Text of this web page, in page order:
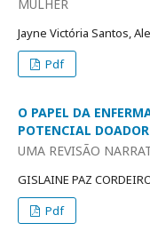
MULHER
Jayne Victória Santos,
Pdf
O PAPEL DA
POTENCIAL
UMA REVISÃO
GISLAINE PAZ
Pdf